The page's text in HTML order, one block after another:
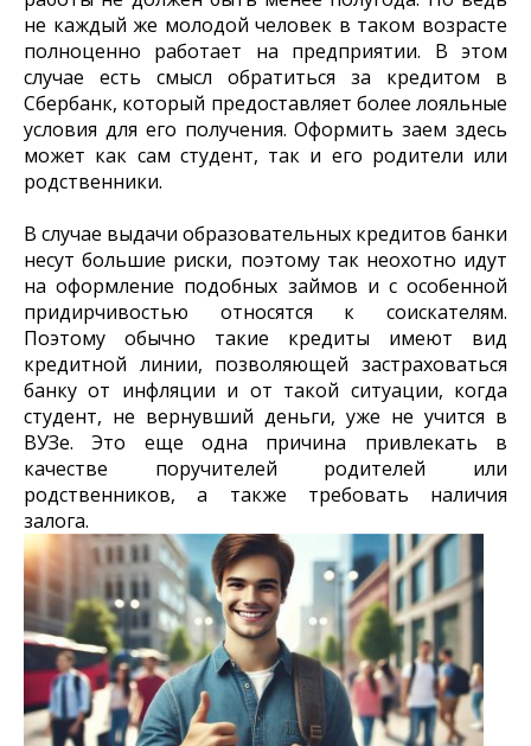
не каждый же молодой человек в таком возрасте
полноценно работает на предприятии. В этом
случае есть смысл обратиться за кредитом в
Сбербанк, который предоставляет более лояльные
условия для его получения. Оформить заем здесь
может как сам студент, так и его родители или
родственники.
В случае выдачи образовательных кредитов банки
несут большие риски, поэтому так неохотно идут
на оформление подобных займов и с особенной
придирчивостью относятся к соискателям.
Поэтому обычно такие кредиты имеют вид
кредитной линии, позволяющей застраховаться
банку от инфляции и от такой ситуации, когда
студент, не вернувший деньги, уже не учится в
ВУЗе. Это еще одна причина привлекать в
качестве поручителей родителей или
родственников, а также требовать наличия
залога.